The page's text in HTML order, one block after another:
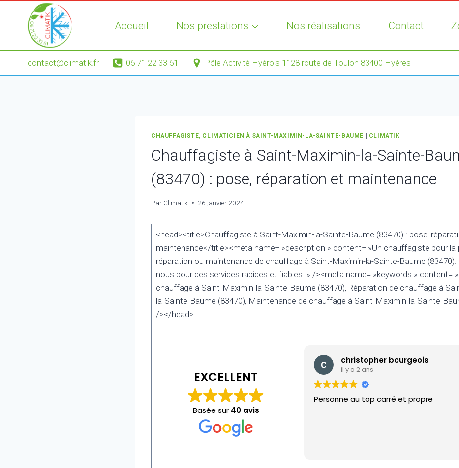
contenu
Accueil Nos prestations Nos réalisations Contact
contact@climatik.fr 06 71 22 33 61 Pôle Activité Hyérois 1128 route de Toulon 83400 Hyères
CHAUFFAGISTE, CLIMATICIEN À SAINT-MAXIMIN-LA-SAINTE-BAUME CLIMATIK
Chauffagiste à Saint-Maximin-la-Sainte-
(83470) : pose, réparation et maintenance
Par Climatik 26 janvier 2024
<head><title>Chauffagiste à Saint-Maximin-la-Sainte-Baume (83470) : pose,
maintenance</title><meta name= »description » content= »Un chauffagiste pour la
réparation ou maintenance de chauffage à Saint-Maximin-la-Sainte-Baume
nous pour des services rapides et fiables. » /><meta name= »keywords » content=
chauffage à Saint-Maximin-la-Sainte-Baume (83470), Réparation de chauffage à
la-Sainte-Baume (83470), Maintenance de chauffage à Saint-Maximin-la-Sainte-
/></head>
EXCELLENT
Basée sur 40 avis
christopher bourgeois
il y a 2 ans
Personne au top carré et propre